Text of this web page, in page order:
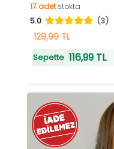
17adetstokta
17adetstokta
5.0 (3)
129,99 TL
Sepette116,99 TL